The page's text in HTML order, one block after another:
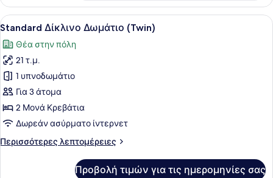
Δίκλινο
Δωμάτιο
(Double)
Προβολή
όλων
των
φωτογραφιών
για
Standard
Δίκλινο
Δωμάτιο
(Twin)
Ένα δωμάτιο ξενοδοχείου με δύο
7
Standard Δίκλινο Δωμάτιο (Twin)
Θέα στην πόλη
21 τ.μ.
1 υπνοδωμάτιο
Για 3 άτομα
2 Μονά Κρεβάτια
Δωρεάν ασύρματο ίντερνετ
Περισσότερες λεπτομέρειες
Περισσότερες
Προβολή τιμών για τις ημερομηνίες σας